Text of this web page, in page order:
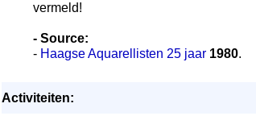
vermeld!
- Source:
- Haagse Aquarellisten 25 jaar 1980.
Activiteiten: